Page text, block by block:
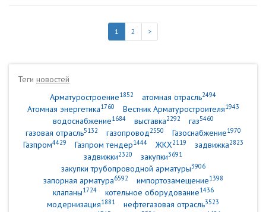
1 2 >
Теги новостей
Арматуростроение1852 атомная отрасль2494
Атомная энергетика1760 Вестник Арматуростроителя1943
водоснабжение1684 выставка2292 газ5460
газовая отрасль5132 газопровод2550 Газоснабжение1970
Газпром4429 Газпром тендер1444 ЖКХ2119 задвижка2823
задвижки2320 закупки3691
закупки трубопроводной арматуры3906
запорная арматура6592 импортозамещение1398
клапаны1724 котельное оборудование1436
модернизация1881 нефтегазовая отрасль3523